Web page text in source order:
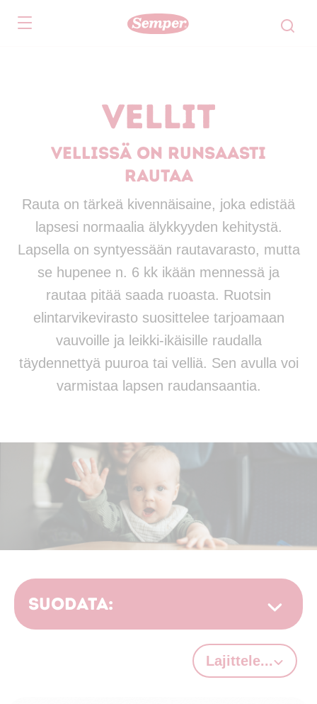
Vellit
Vellissä on runsaasti
rautaa
Rauta on tärkeä kivennäisaine, joka edistää
lapsesi normaalia älykkyyden kehitystä.
Lapsella on syntyessään rautavarasto, mutta
se hupenee n. 6 kk ikään mennessä ja
rautaa pitää saada ruoasta. Ruotsin
elintarvikevirasto suosittelee tarjoamaan
vauvoille ja leikki-ikäisille raudalla
täydennettyä puuroa tai velliä. Sen avulla voi
varmistaa lapsen raudansaantia.
Suodata:
Lajittele...